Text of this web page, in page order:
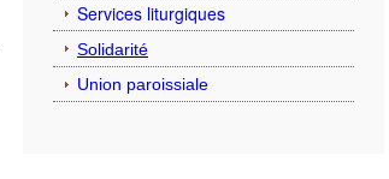
Services liturgiques
Solidarité
Union paroissiale